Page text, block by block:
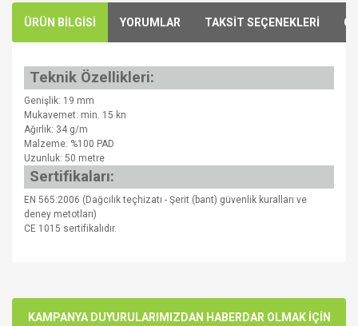
ÜRÜN BİLGİSİ YORUMLAR TAKSİT SEÇENEKLERİ
Teknik Özellikleri:
Genişlik: 19 mm
Mukavemet: min. 15 kn
Ağırlık: 34 g/m
Malzeme: %100 PAD
Uzunluk: 50 metre
Sertifikaları:
EN 565:2006 (Dağcılık teçhizatı - Şerit (bant) güvenlik kuralları ve
deney metotları)
CE 1015 sertifikalıdır.
kullanarak tarafımıza iletebilirsiniz.
Görüş ve önerileriniz için teşekkür ederiz.
KAMPANYA DUYURULARIMIZDAN HABERDAR OLMAK İÇİN